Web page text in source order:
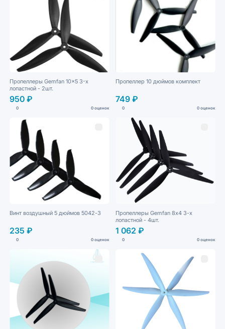
Пропеллеры Gemfan 10x5 3-х
лопастной - 2шт.
950 ₽
0 0 оценок
Пропеллер 10 дюймов комплект
749 ₽
0 0 оценок
Винт воздушный 5 дюймов 5042-3
235 ₽
0 0 оценок
Пропеллеры Gemfan 8х4 3-х
лопастной - 4шт.
1 062 ₽
0 0 оценок